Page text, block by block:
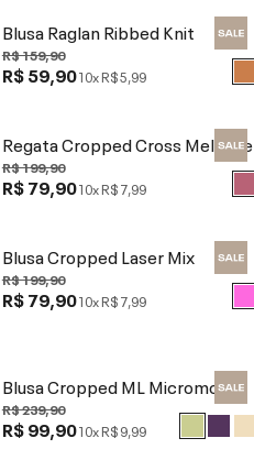
Blusa Raglan Ribbed Knit
R$ 159,90
R$ 59,9010xR$ 5,99
Regata Cropped Cross Melange
R$ 199,90
R$ 79,9010xR$ 7,99
Blusa Cropped Laser Mix
R$ 199,90
R$ 79,9010xR$ 7,99
Blusa Cropped ML Micromodal
R$ 239,90
R$ 99,9010xR$ 9,99